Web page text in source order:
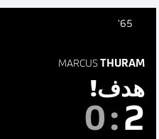
65'
MARCUS THURAM
هدف!
0: 2